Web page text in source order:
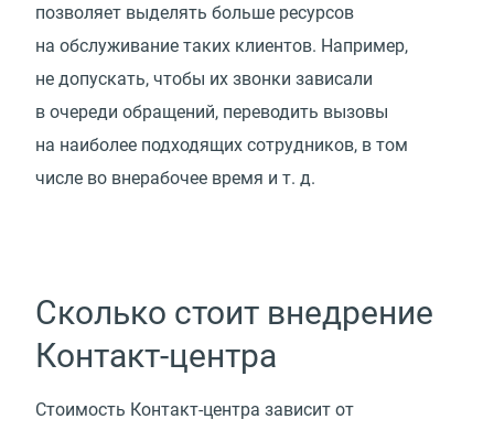
позволяет выделять больше ресурсов
на обслуживание таких клиентов. Например,
не допускать, чтобы их звонки зависали
в очереди обращений, переводить вызовы
на наиболее подходящих сотрудников, в том
числе во внерабочее время и т. д.
Сколько стоит внедрение
Контакт-центра
Стоимость Контакт-центра зависит от